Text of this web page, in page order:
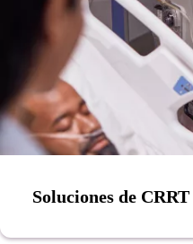
Soluciones de